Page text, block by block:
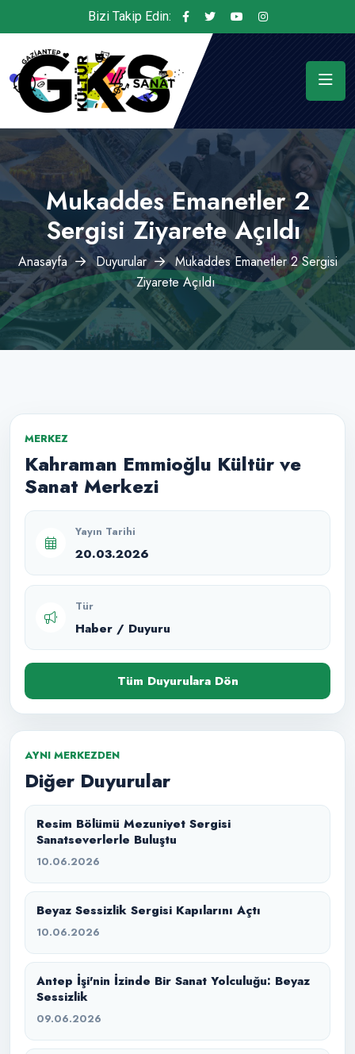
Bizi Takip Edin:
Mukaddes Emanetler 2
Sergisi Ziyarete Açıldı
Anasayfa Duyurular
Mukaddes Emanetler 2 Sergisi
Ziyarete Açıldı
MERKEZ
Kahraman Emmioğlu Kültür ve
Sanat Merkezi
Yayın Tarihi
20.03.2026
Tür
Haber / Duyuru
Tüm Duyurulara Dön
AYNI MERKEZDEN
Diğer Duyurular
Resim Bölümü Mezuniyet Sergisi
Sanatseverlerle Buluştu
10.06.2026
Beyaz Sessizlik Sergisi Kapılarını Açtı
10.06.2026
Antep İşi'nin İzinde Bir Sanat Yolculuğu: Beyaz
Sessizlik
09.06.2026